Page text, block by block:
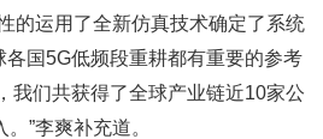
的运用了全新仿真技术确定了系统
国5G低频段重耕都有重要的参考
我们共获得了全球产业链近10家公
”李爽补充道。